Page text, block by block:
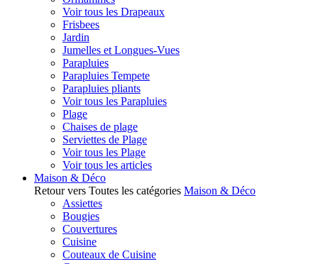
Voir tous les Drapeaux
Frisbees
Jardin
Jumelles et Longues-Vues
Parapluies
Parapluies Tempete
Parapluies pliants
Voir tous les Parapluies
Plage
Chaises de plage
Serviettes de Plage
Voir tous les Plage
Voir tous les articles
Maison & Déco
Retour vers Toutes les catégories Maison & Déco
Assiettes
Bougies
Couvertures
Cuisine
Couteaux de Cuisine